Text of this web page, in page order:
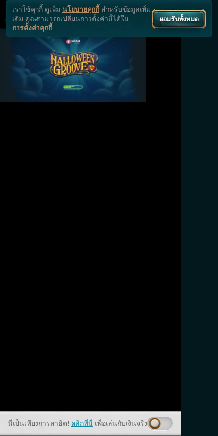
นี่เป็นเพียงการสาธิต! คลิกที่นี่ เพื่อเล่นกับเงินจริง
เราใช้คุกกี้ ดูเพิ่ม นโยบายคุกกี้ สำหรับข้อมูลเพิ่ม
เติม คุณสามารถเปลี่ยนการตั้งค่านี้ได้ใน
การตั้งค่าคุกกี้
ยอมรับทั้งหมด